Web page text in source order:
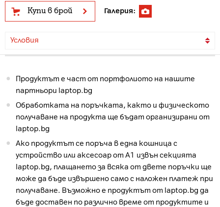
Купи в брой Галерия:
Условия
Продуктът е част от портфолиото на нашите
партньори laptop.bg
Обработката на поръчката, както и физическото
получаване на продукта ще бъдат организирани от
laptop.bg
Ако продуктът се поръча в една кошница с
устройство или аксесоар от А1 извън секцията
laptop.bg, плащането за всяка от двете поръчки ще
може да бъде извършено само с наложен платеж при
получаване. Възможно е продуктът от laptop.bg да
бъде доставен по различно време от продуктите и